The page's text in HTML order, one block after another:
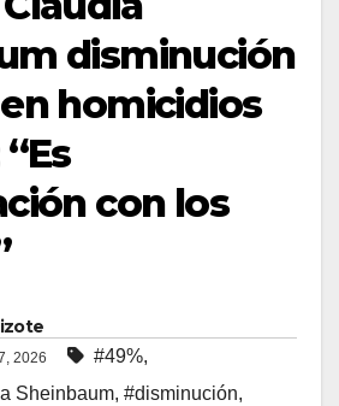
disminución
homicidios
con los
2026 #49%,
Sheinbaum, #disminución,